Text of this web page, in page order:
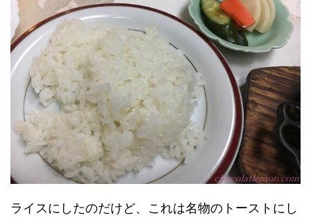
ライスにしたのだけど、これは名物のトーストにし